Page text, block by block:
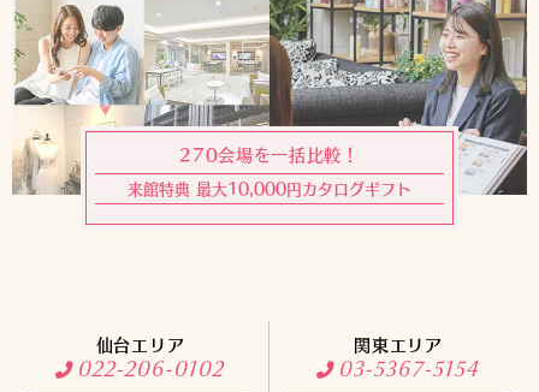
270会場を一括比較！
来館特典 最大10,000円カタログギフト
仙台エリア
022-206-0102
関東エリア
03-5367-5154